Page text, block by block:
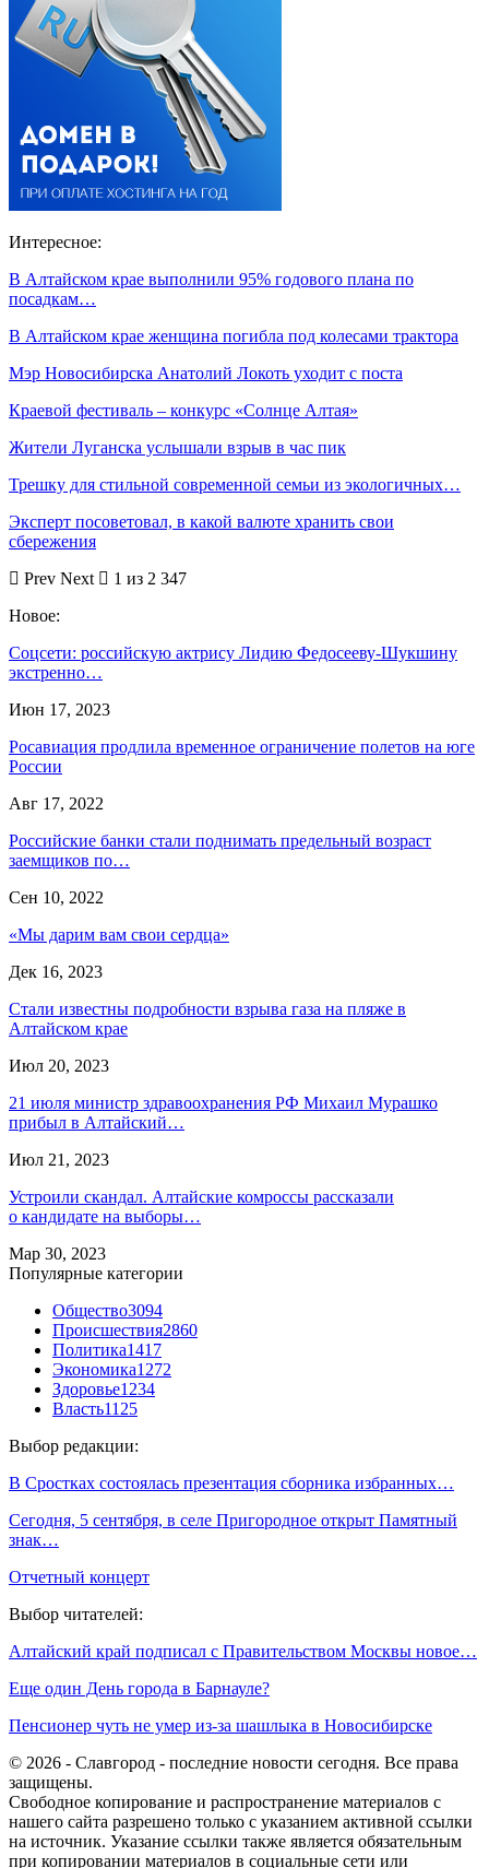
Интересное:
В Алтайском крае выполнили 95% годового плана по
посадкам…
В Алтайском крае женщина погибла под колесами трактора
Мэр Новосибирска Анатолий Локоть уходит с поста
Краевой фестиваль – конкурс «Солнце Алтая»
Жители Луганска услышали взрыв в час пик
Трешку для стильной современной семьи из экологичных…
Эксперт посоветовал, в какой валюте хранить свои
сбережения
Prev Next
1 из 2 347
Новое:
Соцсети: российскую актрису Лидию Федосееву-Шукшину
экстренно…
Июн 17, 2023
Росавиация продлила временное ограничение полетов на юге
России
Авг 17, 2022
Российские банки стали поднимать предельный возраст
заемщиков по…
Сен 10, 2022
«Мы дарим вам свои сердца»
Дек 16, 2023
Стали известны подробности взрыва газа на пляже в
Алтайском крае
Июл 20, 2023
21 июля министр здравоохранения РФ Михаил Мурашко
прибыл в Алтайский…
Июл 21, 2023
Устроили скандал. Алтайские комроссы рассказали
о кандидате на выборы…
Мар 30, 2023
Популярные категории
Общество3094
Происшествия2860
Политика1417
Экономика1272
Здоровье1234
Власть1125
Выбор редакции:
В Сростках состоялась презентация сборника избранных…
Сегодня, 5 сентября, в селе Пригородное открыт Памятный
знак…
Отчетный концерт
Выбор читателей:
Алтайский край подписал с Правительством Москвы новое…
Еще один День города в Барнауле?
Пенсионер чуть не умер из-за шашлыка в Новосибирске
© 2026 - Славгород - последние новости сегодня. Все права
защищены.
Свободное копирование и распространение материалов с
нашего сайта разрешено только с указанием активной ссылки
на источник. Указание ссылки также является обязательным
при копировании материалов в социальные сети или